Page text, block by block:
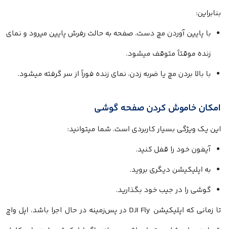
بنابراین:
با پایین آوردن مچ دست، صفحه به حالت رفرش پایین میرود و نمای
زنده موقتاً متوقف میشود.
با بالا بردن مچ یا ضربه زدن، نمای زنده فوراً از سر گرفته میشود.
امکان خاموش کردن صفحه گوشی
این یک ویژگی بسیار کاربردی است. شما میتوانید:
آیفون خود را قفل کنید.
به اپلیکیشن دیگری بروید.
گوشی را در جیب خود بگذارید.
تا زمانی که اپلیکیشن DJI Fly در پس‌زمینه در حال اجرا باشد، اپل واچ